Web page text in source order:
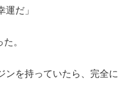
だ」
。
ンを持っていたら、完全に